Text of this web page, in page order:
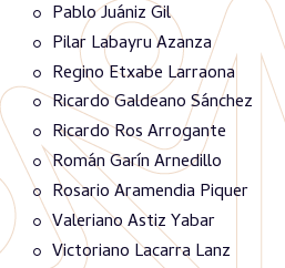
Pablo Juániz Gil
Pilar Labayru Azanza
Regino Etxabe Larraona
Ricardo Galdeano Sánchez
Ricardo Ros Arrogante
Román Garín Arnedillo
Rosario Aramendia Piquer
Valeriano Astiz Yabar
Victoriano Lacarra Lanz